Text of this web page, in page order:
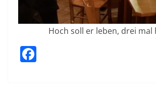
Hoch soll er leben, drei mal